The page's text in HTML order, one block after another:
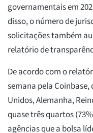
governamentais em
disso, o número de
solicitações também
relatório de
De acordo com o
semana pela
Unidos, Alemanha,
quase três quartos
agências que a bolsa